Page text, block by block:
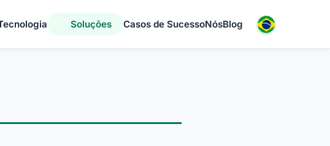
Soluções Casos de SucessoNósBlog